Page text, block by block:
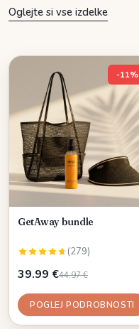
Oglejte si vse izdelke
-11%
GetAway bundle
(279)
39.99 €44.97 €
POGLEJ PODROBNOSTI